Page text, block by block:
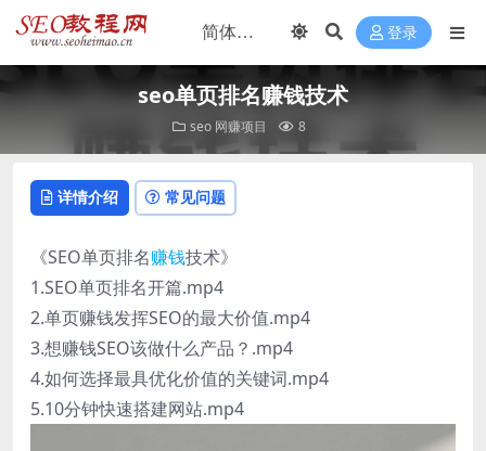
登录
seo单页排名赚钱技术
seo 网赚项目 8
详情介绍 常见问题
《SEO单页排名赚钱技术》
1.SEO单页排名开篇.mp4
2.单页赚钱发挥SEO的最大价值.mp4
3.想赚钱SEO该做什么产品？.mp4
4.如何选择最具优化价值的关键词.mp4
5.10分钟快速搭建网站.mp4